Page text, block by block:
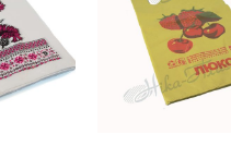
₴0.00
ADD TO
CART